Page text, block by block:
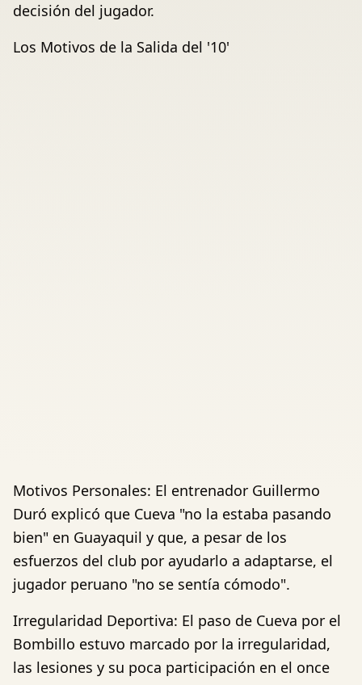
decisión del jugador.
Los Motivos de la Salida del '10'
Motivos Personales: El entrenador Guillermo
Duró explicó que Cueva "no la estaba pasando
bien" en Guayaquil y que, a pesar de los
esfuerzos del club por ayudarlo a adaptarse, el
jugador peruano "no se sentía cómodo".
Irregularidad Deportiva: El paso de Cueva por el
Bombillo estuvo marcado por la irregularidad,
las lesiones y su poca participación en el once